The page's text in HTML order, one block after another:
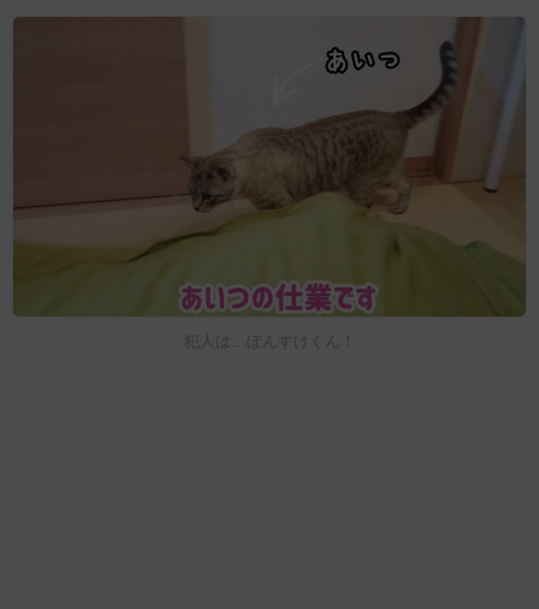
犯人は…ぽんすけくん！